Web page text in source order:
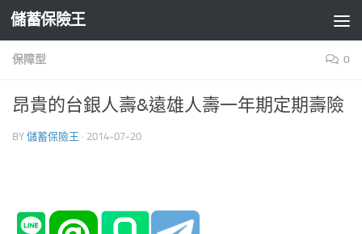
Skip to content
儲蓄保險王
保障型 0
昂貴的台銀人壽&遠雄人壽一年期定期壽險
BY 儲蓄保險王 · 2014-07-20